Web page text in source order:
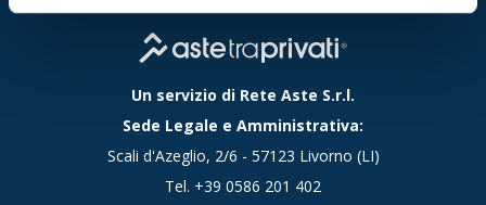
Un servizio di Rete Aste S.r.l.
Sede Legale e Amministrativa:
Scali d'Azeglio, 2/6 - 57123 Livorno (LI)
Tel. +39 0586 201 402